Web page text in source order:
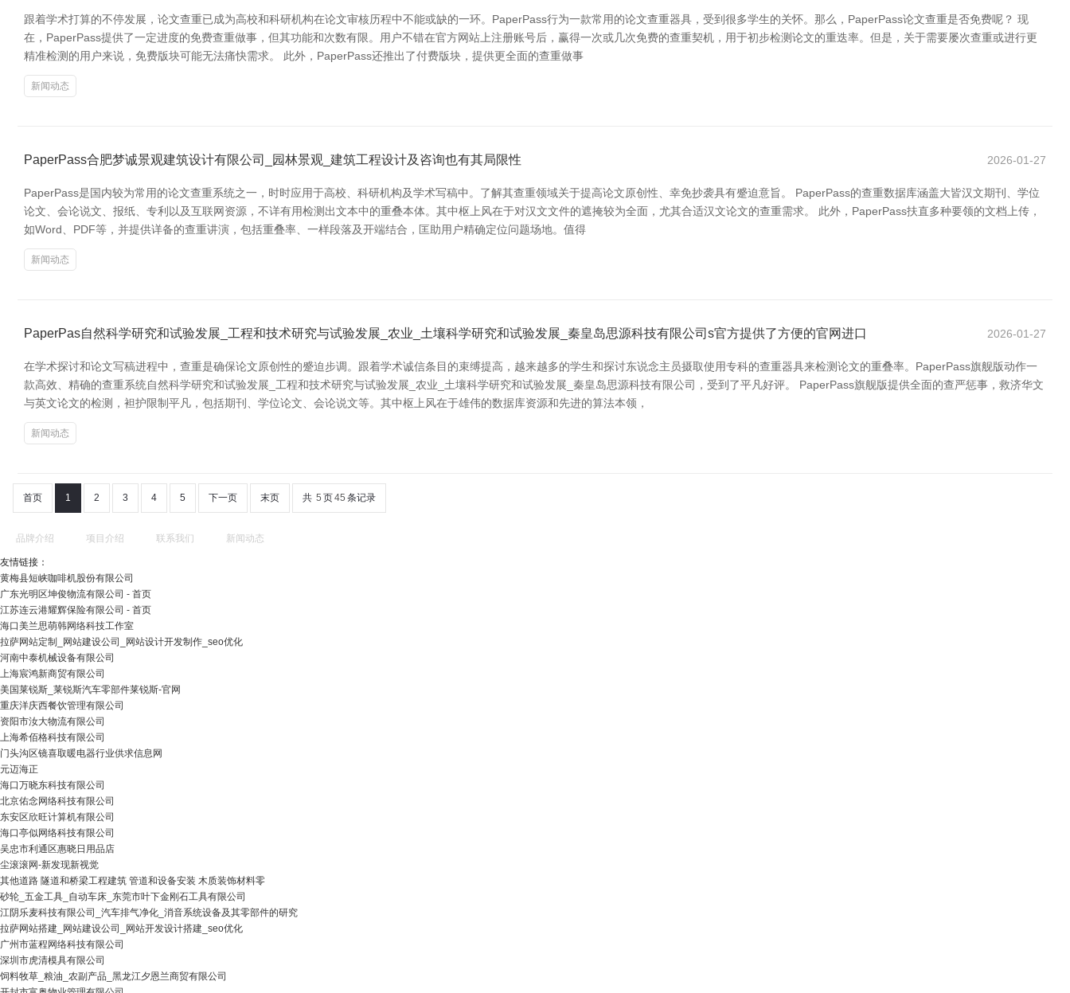
跟着学术打算的不停发展，论文查重已成为高校和科研机构在论文审核历程中不能或缺的一环。PaperPass行为一款常用的论文查重器具，受到很多学生的关怀。那么，PaperPass论文查重是否免费呢？ 现
在，PaperPass提供了一定进度的免费查重做事，但其功能和次数有限。用户不错在官方网站上注册账号后，赢得一次或几次免费的查重契机，用于初步检测论文的重迭率。但是，关于需要屡次查重或进行更
精准检测的用户来说，免费版块可能无法痛快需求。 此外，PaperPass还推出了付费版块，提供更全面的查重做事
新闻动态
PaperPass合肥梦诚景观建筑设计有限公司_园林景观_建筑工程设计及咨询也有其局限性 2026-01-27
PaperPass是国内较为常用的论文查重系统之一，时时应用于高校、科研机构及学术写稿中。了解其查重领域关于提高论文原创性、幸免抄袭具有蹙迫意旨。 PaperPass的查重数据库涵盖大皆汉文期刊、学位
论文、会论说文、报纸、专利以及互联网资源，不详有用检测出文本中的重叠本体。其中枢上风在于对汉文文件的遮掩较为全面，尤其合适汉文论文的查重需求。 此外，PaperPass扶直多种要领的文档上传，
如Word、PDF等，并提供详备的查重讲演，包括重叠率、一样段落及开端结合，匡助用户精确定位问题场地。值得
新闻动态
PaperPas自然科学研究和试验发展_工程和技术研究与试验发展_农业_土壤科学研究和试验发展_秦皇岛思源科技有限公司s官方提供了方便的官网进口 2026-01-27
在学术探讨和论文写稿进程中，查重是确保论文原创性的蹙迫步调。跟着学术诚信条目的束缚提高，越来越多的学生和探讨东说念主员摄取使用专科的查重器具来检测论文的重叠率。PaperPass旗舰版动作一
款高效、精确的查重系统自然科学研究和试验发展_工程和技术研究与试验发展_农业_土壤科学研究和试验发展_秦皇岛思源科技有限公司，受到了平凡好评。 PaperPass旗舰版提供全面的查严惩事，救济华文
与英文论文的检测，袒护限制平凡，包括期刊、学位论文、会论说文等。其中枢上风在于雄伟的数据库资源和先进的算法本领，
新闻动态
首页 1 2 3 4 5 下一页 末页 共 5 页45 条记录
品牌介绍 项目介绍 联系我们 新闻动态
友情链接：
黄梅县短峡咖啡机股份有限公司
广东光明区坤俊物流有限公司 - 首页
江苏连云港耀辉保险有限公司 - 首页
海口美兰思萌韩网络科技工作室
拉萨网站定制_网站建设公司_网站设计开发制作_seo优化
河南中泰机械设备有限公司
上海宸鸿新商贸有限公司
美国莱锐斯_莱锐斯汽车零部件莱锐斯-官网
重庆洋庆西餐饮管理有限公司
资阳市汝大物流有限公司
上海希佰格科技有限公司
门头沟区镜喜取暖电器行业供求信息网
元迈海正
海口万晓东科技有限公司
北京佑念网络科技有限公司
东安区欣旺计算机有限公司
海口亭似网络科技有限公司
吴忠市利通区惠晓日用品店
尘滚滚网-新发现新视觉
其他道路 隧道和桥梁工程建筑 管道和设备安装 木质装饰材料零
砂轮_五金工具_自动车床_东莞市叶下金刚石工具有限公司
江阴乐麦科技有限公司_汽车排气净化_消音系统设备及其零部件的研究
拉萨网站搭建_网站建设公司_网站开发设计搭建_seo优化
广州市蓝程网络科技有限公司
深圳市虎清模具有限公司
饲料牧草_粮油_农副产品_黑龙江夕恩兰商贸有限公司